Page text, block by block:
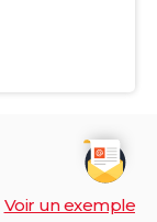
Voir un exemple